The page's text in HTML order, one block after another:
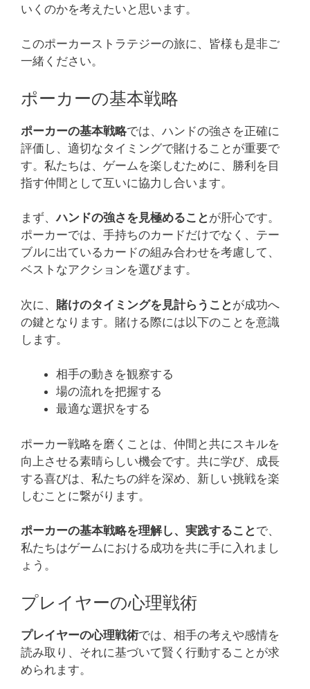
いくのかを考えたいと思います。
このポーカーストラテジーの旅に、皆様も是非ご
一緒ください。
ポーカーの基本戦略
ポーカーの基本戦略では、ハンドの強さを正確に
評価し、適切なタイミングで賭けることが重要で
す。私たちは、ゲームを楽しむために、勝利を目
指す仲間として互いに協力し合います。
まず、ハンドの強さを見極めること が肝心です。
ポーカーでは、手持ちのカードだけでなく、テー
ブルに出ているカードの組み合わせを考慮して、
ベストなアクションを選びます。
次に、 賭けのタイミングを見計らうこと が成功へ
の鍵となります。賭ける際には以下のことを意識
します。
相手の動きを観察する
場の流れを把握する
最適な選択をする
ポーカー戦略を磨くことは、仲間と共にスキルを
向上させる素晴らしい機会です。共に学び、成長
する喜びは、私たちの絆を深め、新しい挑戦を楽
しむことに繋がります。
ポーカーの基本戦略を理解し、実践すること で、
私たちはゲームにおける成功を共に手に入れまし
ょう。
プレイヤーの心理戦術
プレイヤーの心理戦術では、相手の考えや感情を
読み取り、それに基づいて賢く行動することが求
められます。